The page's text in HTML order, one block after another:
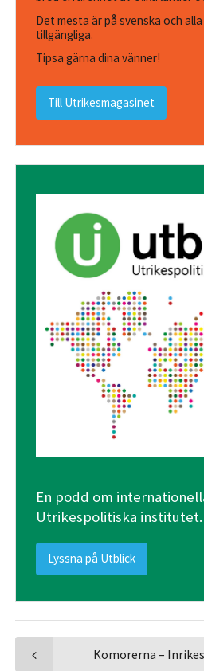
Det mesta är på svenska och
tillgängliga.
Tipsa gärna dina vänner!
Till Utrikesmagasinet
En podd om
Utrikespolitiska institutet.
Lyssna på Utblick
Komorerna –